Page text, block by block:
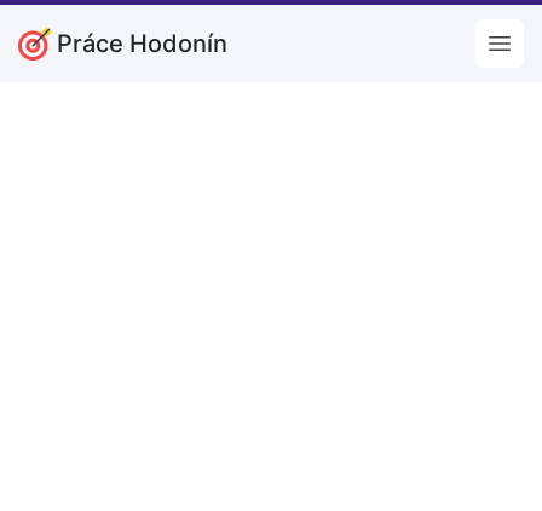
Práce Hodonín